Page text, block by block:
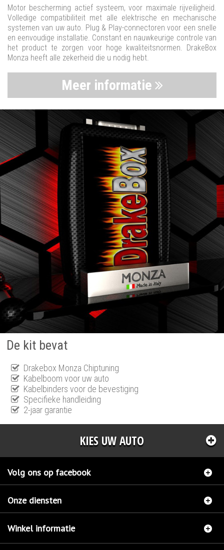
Motor bescherming actief systeem, voor maximale rijveiligheid.
Volledige compatibiliteit met alle elektrische en mechanische
systemen van uw auto. Plug & Play-connectoren voor een snelle
en eenvoudige installatie. Constant en nauwkeurige controle van
het product te zorgen voor hoge kwaliteitsnormen. DrakeBox
Monza heeft alle zekerheid die u nodig hebt.
Meer informatie
De kit bevat
Drakebox Monza Chiptuning
Kabelboom voor uw auto
Kabelbinders voor de bevestiging
Specifieke handleiding
2-jaar garantie
KIES UW AUTO
Volg ons op facebook
Onze diensten
Winkel informatie